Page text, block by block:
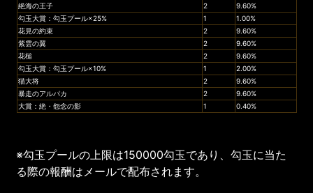
絶海の王子
2
9.60%
勾玉大賞：勾玉プール×25%
1
1.00%
花見の約束
2
9.60%
紫雲の翼
2
9.60%
花槌
2
9.60%
勾玉大賞：勾玉プール×10%
1
2.00%
猫大将
2
9.60%
暴走のアルパカ
2
9.60%
大賞：絶・怨念の影
1 0.40%
※勾玉プールの上限は150000勾玉であり、勾玉に当た
る際の報酬はメールで配布されます。